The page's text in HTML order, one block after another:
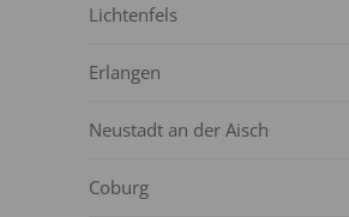
Lichtenfels
Erlangen
Neustadt an der Aisch
Coburg